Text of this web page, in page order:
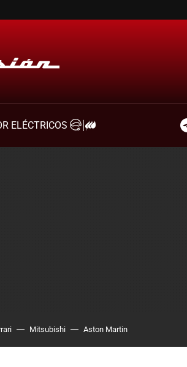
ELÉCTRICOS
Mitsubishi Aston Martin